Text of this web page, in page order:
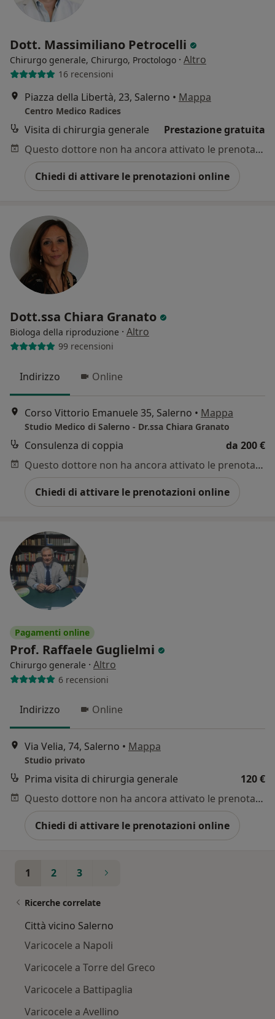
Dott. Massimiliano Petrocelli
Chirurgo generale, Chirurgo, Proctologo · Altro
16 recensioni
Piazza della Libertà, 23, Salerno • Mappa
Centro Medico Radices
Visita di chirurgia generale
Prestazione gratuita
Questo dottore non ha ancora attivato le prenotazioni online presso questo indirizzo.
Chiedi di attivare le prenotazioni online
Dott.ssa Chiara Granato
Biologa della riproduzione · Altro
99 recensioni
Indirizzo Online
Corso Vittorio Emanuele 35, Salerno • Mappa
Studio Medico di Salerno - Dr.ssa Chiara Granato
Consulenza di coppia
da 200 €
Questo dottore non ha ancora attivato le prenotazioni online presso questo indirizzo.
Chiedi di attivare le prenotazioni online
Pagamenti online
Prof. Raffaele Guglielmi
Chirurgo generale · Altro
6 recensioni
Indirizzo Online
Via Velia, 74, Salerno • Mappa
Studio privato
Prima visita di chirurgia generale
120 €
Questo dottore non ha ancora attivato le prenotazioni online presso questo indirizzo.
Chiedi di attivare le prenotazioni online
1 2 3
Ricerche correlate
Città vicino Salerno
Varicocele a Napoli
Varicocele a Torre del Greco
Varicocele a Battipaglia
Varicocele a Avellino